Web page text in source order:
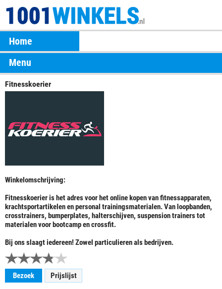
Home
Menu
Fitnesskoerier
Winkelomschrijving:
Fitnesskoerier is het adres voor het online kopen van fitnessapparaten,
krachtsportartikelen en personal trainingsmaterialen. Van loopbanden,
crosstrainers, bumperplates, halterschijven, suspension trainers tot
materialen voor bootcamp en crossfit.
Bij ons slaagt iedereen! Zowel particulieren als bedrijven.
Bezoek Prijslijst